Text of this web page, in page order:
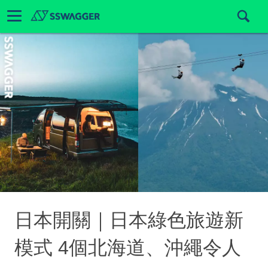
日本開關｜日本綠色旅遊新
模式 4個北海道、沖繩令人